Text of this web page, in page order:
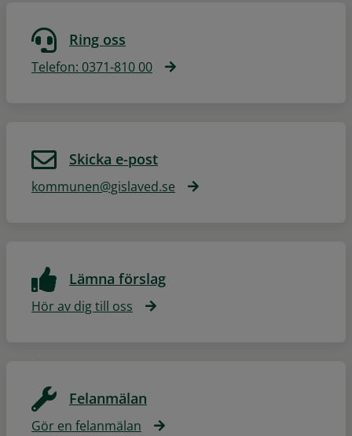
Ring oss
Telefon: 0371-810 00
Skicka e-post
kommunen@gislaved.se
Lämna förslag
Hör av dig till oss
Felanmälan
Gör en felanmälan